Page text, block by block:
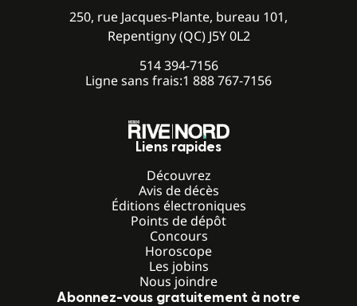
250, rue Jacques-Plante, bureau 101,
Repentigny (QC) J5Y 0L2
514 394-7156
Ligne sans frais:1 888 767-7156
Liens rapides
Découvrez
Avis de décès
Éditions électroniques
Points de dépôt
Concours
Horoscope
Les jobins
Nous joindre
Abonnez-vous gratuitement à notre